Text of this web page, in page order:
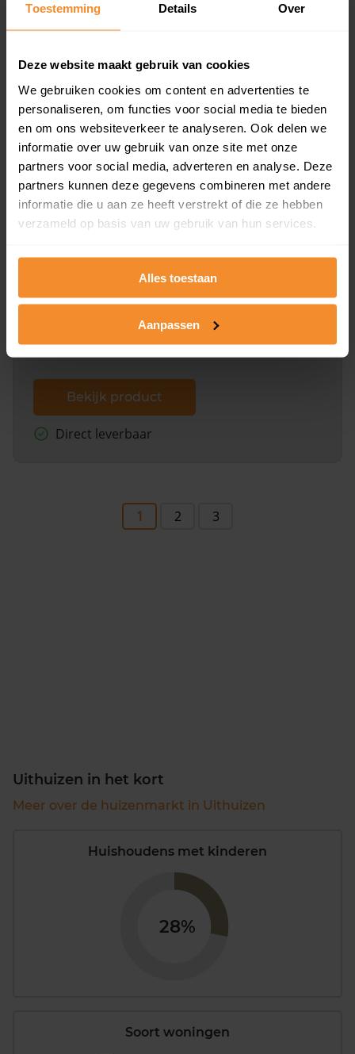
Toestemming Details Over
Deze website maakt gebruik van cookies
We gebruiken cookies om content en advertenties te
personaliseren, om functies voor social media te bieden
en om ons websiteverkeer te analyseren. Ook delen we
informatie over uw gebruik van onze site met onze
partners voor social media, adverteren en analyse. Deze
partners kunnen deze gegevens combineren met andere
informatie die u aan ze heeft verstrekt of die ze hebben
verzameld op basis van uw gebruik van hun services.
Alles toestaan
Aanpassen
en koopdatum) binnen een postcodegebied. Dit
inclusief een jaar lang gratis updates van nieuwe
Bekijk product
Direct leverbaar
Kadastrale kaart pakket
Alleen globale ligging perceel
omliggende percelen met de kadastrale erfgrenzen,
dit inclusief de luchtfoto!
Bekijk product
Direct leverbaar
1 2 3
Uithuizen in het kort
Meer over de huizenmarkt in Uithuizen
Huishoudens met kinderen
28%
Soort woningen